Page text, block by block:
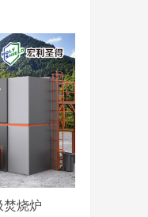
烧炉